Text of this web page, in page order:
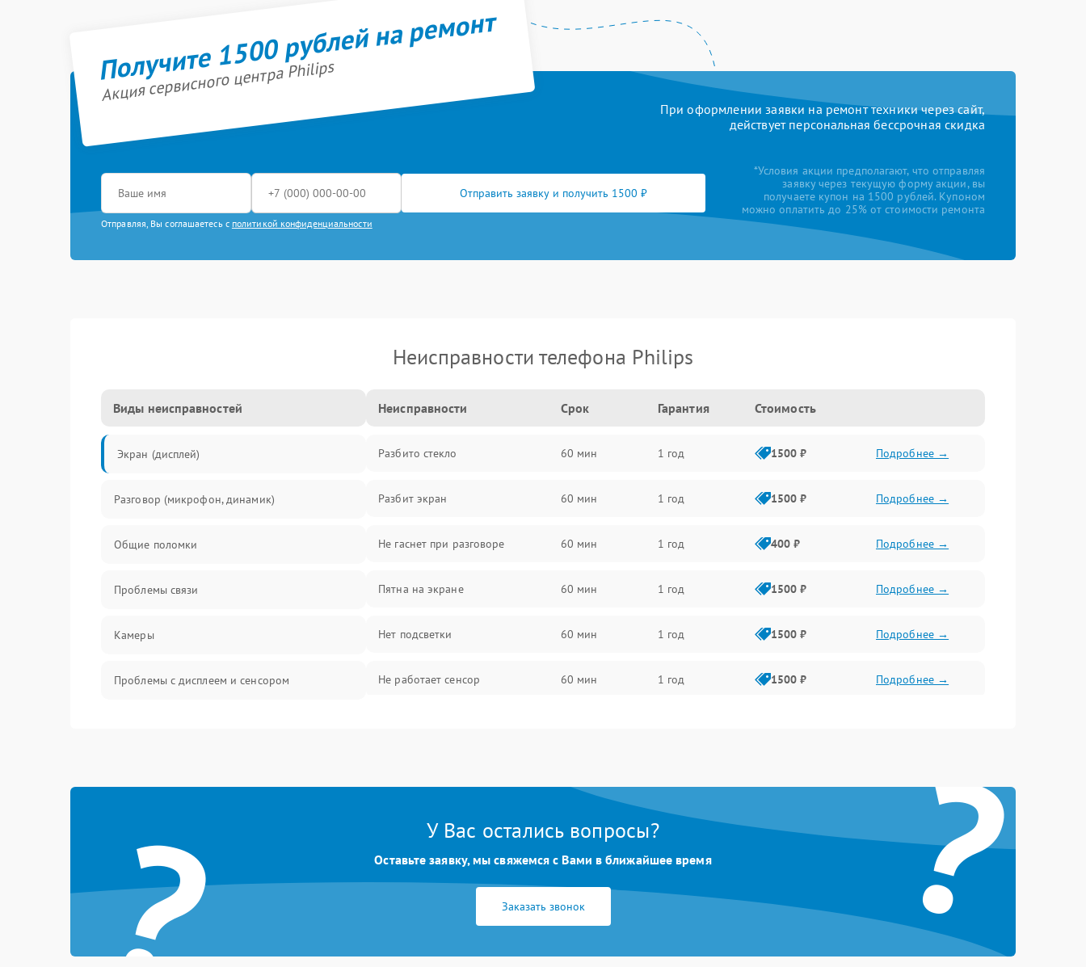
Получите 1500 рублей на ремонт
Акция сервисного центра Philips
При оформлении заявки на ремонт техники через сайт,
действует персональная бессрочная скидка
Отправить заявку и получить 1500 ₽
Отправляя, Вы соглашаетесь с политикой конфиденциальности
*Условия акции предполагают, что отправляя
заявку через текущую форму акции, вы
получаете купон на 1500 рублей. Купоном
можно оплатить до 25% от стоимости ремонта
Неисправности телефона Philips
Виды неисправностей
Экран (дисплей)
Разговор (микрофон, динамик)
Общие поломки
Проблемы связи
Камеры
Проблемы с дисплеем и сенсором
аккумулятором
Неисправности Срок Гарантия Стоимость
Разбито стекло 60 мин 1 год 1500 ₽ Подробнее →
Разбит экран 60 мин 1 год 1500 ₽ Подробнее →
Не гаснет при разговоре 60 мин 1 год 400 ₽ Подробнее →
Пятна на экране 60 мин 1 год 1500 ₽ Подробнее →
Нет подсветки 60 мин 1 год 1500 ₽ Подробнее →
Не работает сенсор 60 мин 1 год 1500 ₽ Подробнее →
1 год
? ?
У Вас остались вопросы?
Оставьте заявку, мы свяжемся с Вами в ближайшее время
Заказать звонок